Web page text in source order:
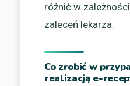
różnić w
zaleceń lekarza.
Co zrobić w
realizacją e-